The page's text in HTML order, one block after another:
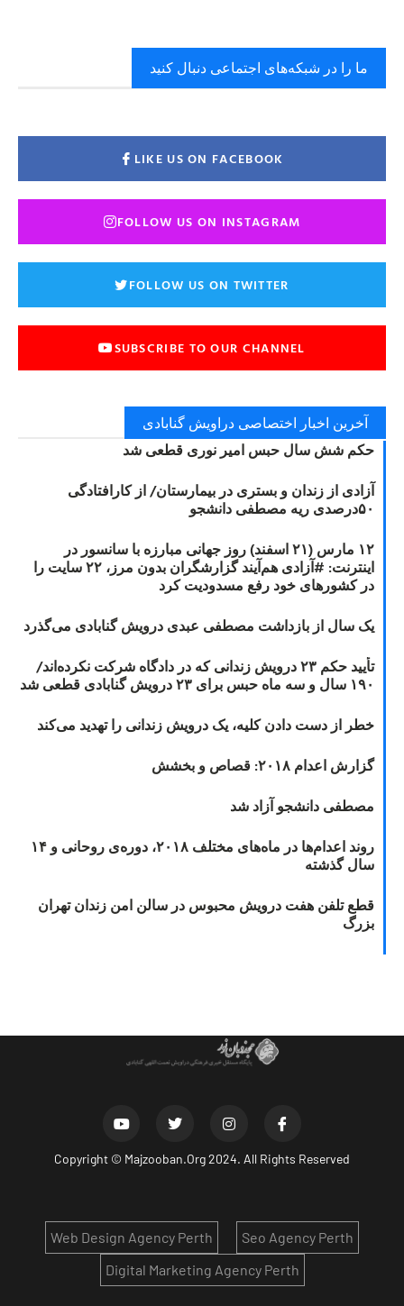
ما را در شبکه‌های اجتماعی دنبال کنید
LIKE US ON FACEBOOK
FOLLOW US ON INSTAGRAM
FOLLOW US ON TWITTER
SUBSCRIBE TO OUR CHANNEL
آخرین اخبار اختصاصی دراویش گنابادی
حکم شش سال حبس امیر نوری قطعی شد
آزادی از زندان و بستری در بیمارستان/ از کارافتادگی
۵۰درصدی ریه مصطفی دانشجو
۱۲ مارس (۲۱ اسفند) روز جهانی مبارزه با سانسور در
اینترنت: #آزادی هم‌آیند گزارشگران‌ بدون مرز، ۲۲ سایت را
در کشورهای خود رفع مسدودیت کرد
یک سال از بازداشت مصطفی عبدی درویش گنابادی می‌گذرد
تأیید حکم ۲۳ درویش زندانی که در دادگاه شرکت نکرده‌اند/
۱۹۰ سال و سه ماه حبس برای ۲۳ درویش گنابادی قطعی شد
خطر از دست دادن کلیه، یک درویش زندانی را تهدید می‌کند
گزارش اعدام ۲۰۱۸: قصاص و بخشش
مصطفی دانشجو آزاد شد
روند اعدام‌ها در ماه‌های مختلف ۲۰۱۸، دوره‌ی روحانی و ۱۴
سال گذشته
قطع تلفن هفت درویش محبوس در سالن امن زندان تهران
بزرگ
Copyright © Majzooban.Org2024. All Rights Reserved
Seo Agency Perth
Web Design Agency Perth
Digital Marketing Agency Perth